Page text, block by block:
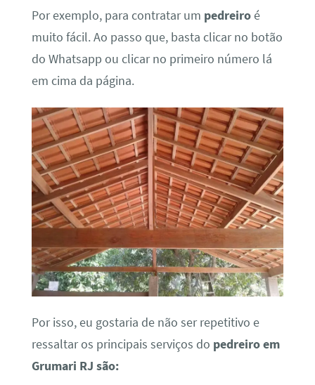
Por exemplo, para contratar um pedreiroé
muito fácil. Ao passo que, basta clicar no botão
do Whatsapp ou clicar no primeiro número lá
em cima da página.
Por isso, eu gostaria de não ser repetitivo e
ressaltar os principais serviços do pedreiro em
Grumari RJ são: